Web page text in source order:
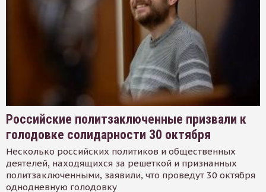
Российские политзаключенные призвали к
голодовке солидарности 30 октября
Несколько российских политиков и общественных
деятелей, находящихся за решеткой и признанных
политзаключенными, заявили, что проведут 30 октября
однодневную голодовку